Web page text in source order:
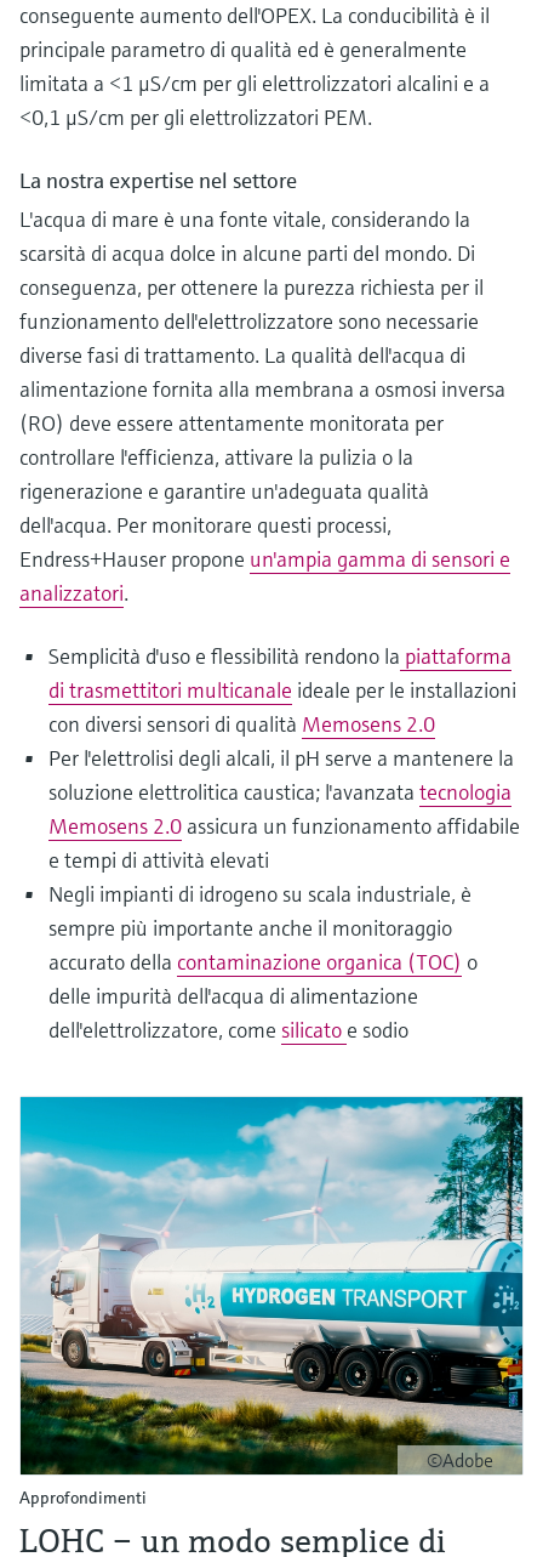
conseguente aumento dell'OPEX. La conducibilità è il
principale parametro di qualità ed è generalmente
limitata a <1 μS/cm per gli elettrolizzatori alcalini e a
<0,1 μS/cm per gli elettrolizzatori PEM.
La nostra expertise nel settore
L'acqua di mare è una fonte vitale, considerando la
scarsità di acqua dolce in alcune parti del mondo. Di
conseguenza, per ottenere la purezza richiesta per il
funzionamento dell'elettrolizzatore sono necessarie
diverse fasi di trattamento. La qualità dell'acqua di
alimentazione fornita alla membrana a osmosi inversa
(RO) deve essere attentamente monitorata per
controllare l'efficienza, attivare la pulizia o la
rigenerazione e garantire un'adeguata qualità
dell'acqua. Per monitorare questi processi,
Endress+Hauser propone un'ampia gamma di sensori e
analizzatori.
Semplicità d'uso e flessibilità rendono la piattaforma
di trasmettitori multicanale ideale per le installazioni
con diversi sensori di qualità Memosens 2.0
Per l'elettrolisi degli alcali, il pH serve a mantenere la
soluzione elettrolitica caustica; l'avanzata tecnologia
Memosens 2.0 assicura un funzionamento affidabile
e tempi di attività elevati
Negli impianti di idrogeno su scala industriale, è
sempre più importante anche il monitoraggio
accurato della contaminazione organica (TOC) o
delle impurità dell'acqua di alimentazione
dell'elettrolizzatore, come silicato e sodio
©Adobe
Approfondimenti
LOHC – un modo semplice di